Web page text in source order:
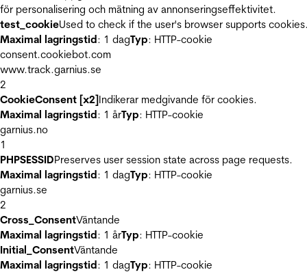
för personalisering och mätning av annonseringseffektivitet.
test_cookieUsed to check if the user's browser supports
Maximal lagringstid: 1 dagTyp: HTTP-cookie
consent.cookiebot.com
www.track.garnius.se
2
CookieConsent [x2]Indikerar medgivande för cookies.
Maximal lagringstid: 1 årTyp: HTTP-cookie
garnius.no
1
PHPSESSIDPreserves user session state across page requests.
Maximal lagringstid: 1 dagTyp: HTTP-cookie
garnius.se
2
Cross_ConsentVäntande
Maximal lagringstid: 1 årTyp: HTTP-cookie
Initial_ConsentVäntande
Maximal lagringstid: 1 dagTyp: HTTP-cookie